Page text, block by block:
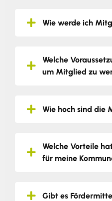
Wie werde ich
Welche
um Mitglied zu
Wie hoch sind die
Welche Vorteile
für meine
Gibt es